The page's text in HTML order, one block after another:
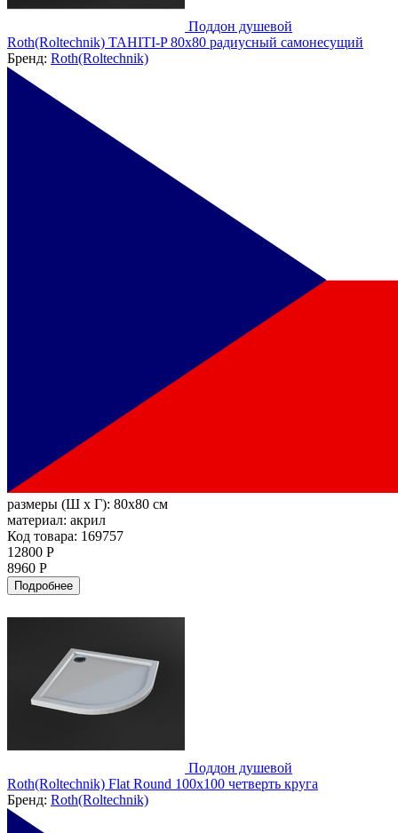
Поддон душевой
Roth(Roltechnik) TAHITI-P 80x80 радиусный самонесущий
Бренд: Roth(Roltechnik)
размеры (Ш х Г): 80x80 см
материал: акрил
Код товара: 169757
12800 Р
8960 Р
Подробнее
Поддон душевой
Roth(Roltechnik) Flat Round 100x100 четверть круга
Бренд: Roth(Roltechnik)